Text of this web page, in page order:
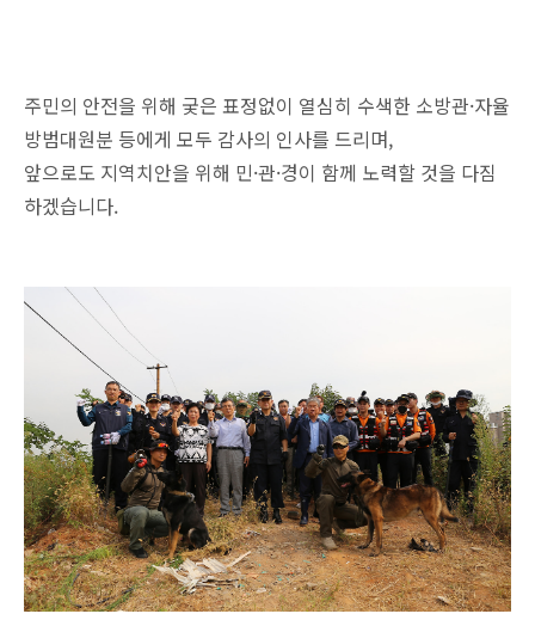
주민의 안전을 위해 궂은 표정없이 열심히 수색한 소방관·자율
방범대원분 등에게 모두 감사의 인사를 드리며,
앞으로도 지역치안을 위해 민·관·경이 함께 노력할 것을 다짐
하겠습니다.